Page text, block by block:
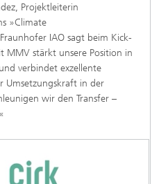
Projektleiterin
»Climate
IAO sagt beim Kick-
MMV stärkt unsere Position in
verbindet exzellente
Umsetzungskraft in der
wir den Transfer –